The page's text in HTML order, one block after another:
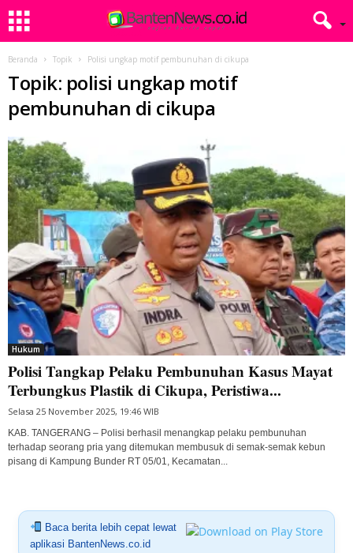
Beranda Topik Polisi ungkap motif pembunuhan di cikupa
Topik: polisi ungkap motif
pembunuhan di cikupa
Hukum
Polisi Tangkap Pelaku Pembunuhan Kasus Mayat
Terbungkus Plastik di Cikupa, Peristiwa...
Selasa 25 November 2025, 19:46 WIB
KAB. TANGERANG – Polisi berhasil menangkap pelaku pembunuhan
terhadap seorang pria yang ditemukan membusuk di semak-semak kebun
pisang di Kampung Bunder RT 05/01, Kecamatan...
Baca berita lebih cepat lewat
aplikasi BantenNews.co.id